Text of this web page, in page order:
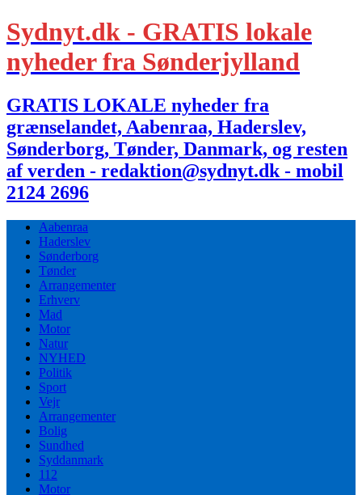
Sydnyt.dk - GRATIS lokale
nyheder fra Sønderjylland
GRATIS LOKALE nyheder fra
grænselandet, Aabenraa, Haderslev,
Sønderborg, Tønder, Danmark, og resten
af verden - redaktion@sydnyt.dk - mobil
2124 2696
Aabenraa
Haderslev
Sønderborg
Tønder
Arrangementer
Erhverv
Mad
Motor
Natur
NYHED
Politik
Sport
Vejr
Arrangementer
Bolig
Sundhed
Syddanmark
112
Motor